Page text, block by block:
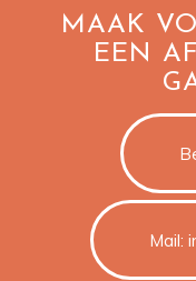
MAAK
EEN
Mail: